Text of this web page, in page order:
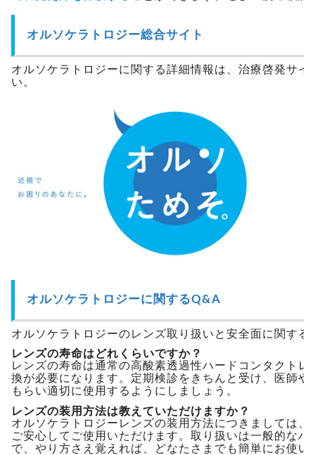
オルソケラトロジー総合サイト
オルソケラトロジーに関する詳細情報は、治療啓発サイ
い。
オルソケラトロジーに関するQ&A
オルソケラトロジーのレンズ取り扱いと安全面に関す
レンズの寿命はどれくらいですか？
レンズの寿命は通常の高酸素透過性ハードコンタクト
換が必要になります。定期検診をきちんと受け、医師
もらい適切に使用するようにしましょう。
レンズの装用方法は教えていただけますか？
オルソケラトロジーレンズの装用方法につきましては
ご安心してご使用いただけます。取り扱いは一般的な
で、やり方さえ覚えれば、どなたさまでも簡単にお使い